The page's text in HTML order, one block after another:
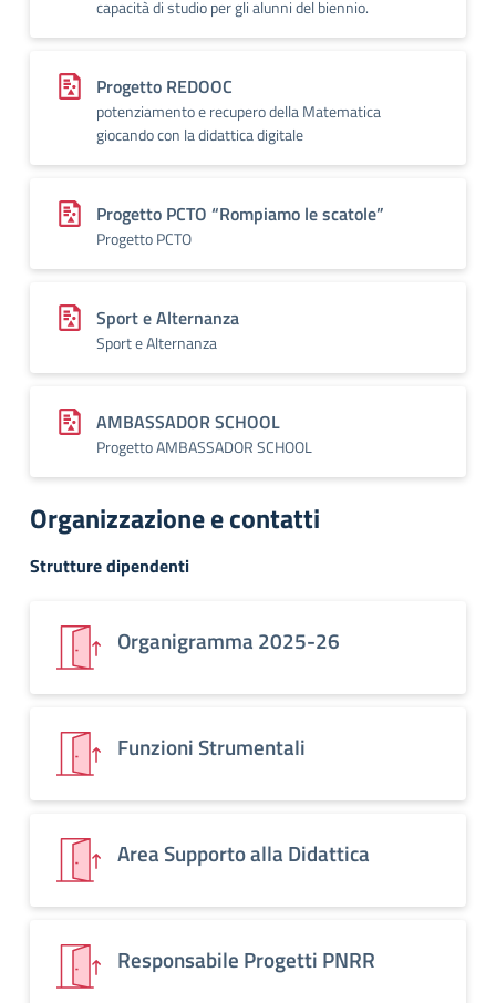
capacità di studio per gli alunni del biennio.
Progetto REDOOC
potenziamento e recupero della Matematica
giocando con la didattica digitale
Progetto PCTO “Rompiamo le scatole”
Progetto PCTO
Sport e Alternanza
Sport e Alternanza
AMBASSADOR SCHOOL
Progetto AMBASSADOR SCHOOL
Organizzazione e contatti
Strutture dipendenti
Organigramma 2025-26
Funzioni Strumentali
Area Supporto alla Didattica
Responsabile Progetti PNRR